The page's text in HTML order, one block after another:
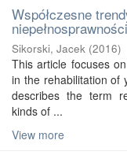
Współczesne
Sikorski, Jacek (2016)
This article focuses
in the rehabilitation of
describes the term
kinds of ...
View more